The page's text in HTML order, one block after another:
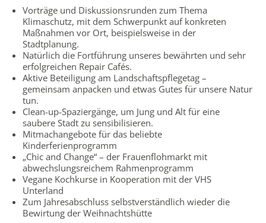
Vorträge und Diskussionsrunden zum Thema
Klimaschutz, mit dem Schwerpunkt auf konkreten
Maßnahmen vor Ort, beispielsweise in der
Stadtplanung.
Natürlich die Fortführung unseres bewährten und sehr
erfolgreichen Repair Cafés.
Aktive Beteiligung am Landschaftspflegetag –
gemeinsam anpacken und etwas Gutes für unsere Natur
tun.
Clean-up-Spaziergänge, um Jung und Alt für eine
saubere Stadt zu sensibilisieren.
Mitmachangebote für das beliebte
Kinderferienprogramm
„Chic and Change“ – der Frauenflohmarkt mit
abwechslungsreichem Rahmenprogramm
Vegane Kochkurse in Kooperation mit der VHS
Unterland
Zum Jahresabschluss selbstverständlich wieder die
Bewirtung der Weihnachtshütte